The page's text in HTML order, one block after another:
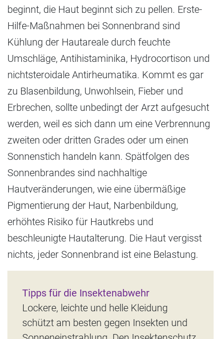
beginnt, die Haut beginnt sich zu pellen. Erste-
Hilfe-Maßnahmen bei Sonnenbrand sind
Kühlung der Hautareale durch feuchte
Umschläge, Antihistaminika, Hydrocortison und
nichtsteroidale Antirheumatika. Kommt es gar
zu Blasenbildung, Unwohlsein, Fieber und
Erbrechen, sollte unbedingt der Arzt aufgesucht
werden, weil es sich dann um eine Verbrennung
zweiten oder dritten Grades oder um einen
Sonnenstich handeln kann. Spätfolgen des
Sonnenbrandes sind nachhaltige
Hautveränderungen, wie eine übermäßige
Pigmentierung der Haut, Narbenbildung,
erhöhtes Risiko für Hautkrebs und
beschleunigte Hautalterung. Die Haut vergisst
nichts, jeder Sonnenbrand ist eine Belastung.
Tipps für die Insektenabwehr
Lockere, leichte und helle Kleidung
schützt am besten gegen Insekten und